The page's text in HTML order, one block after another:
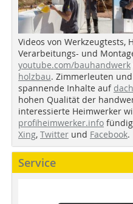
Videos von Werkzeugtests,
Verarbeitungs- und
youtube.com/bauhandwerk
holzbau. Zimmerleuten
spannende Inhalte auf
hohen Qualität der
interessierte Heimwerker
profiheimwerker.info
Xing, Twitter und Facebook.
Service